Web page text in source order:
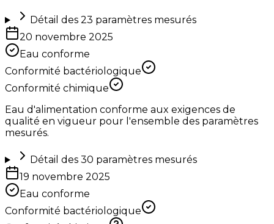
Détail des 23 paramètres mesurés
20 novembre 2025
Eau conforme
Conformité bactériologique
Conformité chimique
Eau d'alimentation conforme aux exigences de
qualité en vigueur pour l'ensemble des paramètres
mesurés.
Détail des 30 paramètres mesurés
19 novembre 2025
Eau conforme
Conformité bactériologique